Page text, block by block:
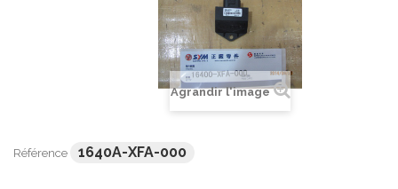
Agrandir l'image
Référence 1640A-XFA-000